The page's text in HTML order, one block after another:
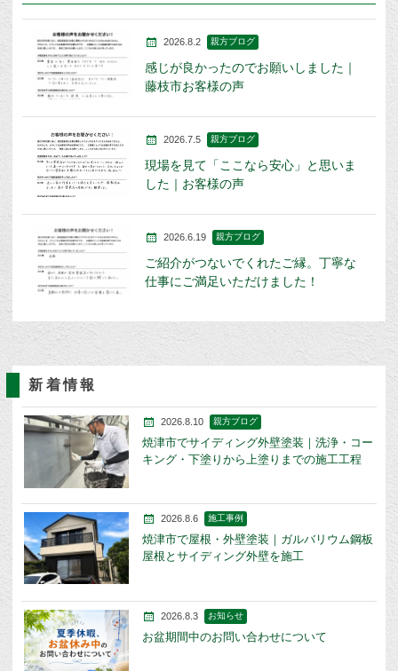
2026.8.2 親方ブログ
感じが良かったのでお願いしました｜
藤枝市お客様の声
2026.7.5 親方ブログ
現場を見て「ここなら安心」と思いま
した｜お客様の声
2026.6.19 親方ブログ
ご紹介がつないでくれたご縁。丁寧な
仕事にご満足いただけました！
新着情報
2026.8.10 親方ブログ
焼津市でサイディング外壁塗装｜洗浄・コー
キング・下塗りから上塗りまでの施工工程
2026.8.6 施工事例
焼津市で屋根・外壁塗装｜ガルバリウム鋼板
屋根とサイディング外壁を施工
2026.8.3 お知らせ
お盆期間中のお問い合わせについて